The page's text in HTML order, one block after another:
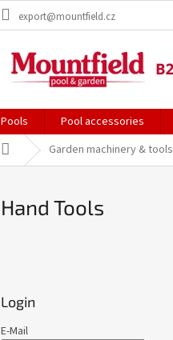
export@mountfield.cz
Pools Pool accessories
StartseiteGarden machinery & tools
Hand Tools
Login
E-Mail